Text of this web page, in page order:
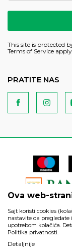
This site is protected
Terms of Service
PRATITE NAS
Ova web-
Sajt koristi cookies
nastavite da
upotrebom kolačića.
Politika privatnosti.
Detaljnije